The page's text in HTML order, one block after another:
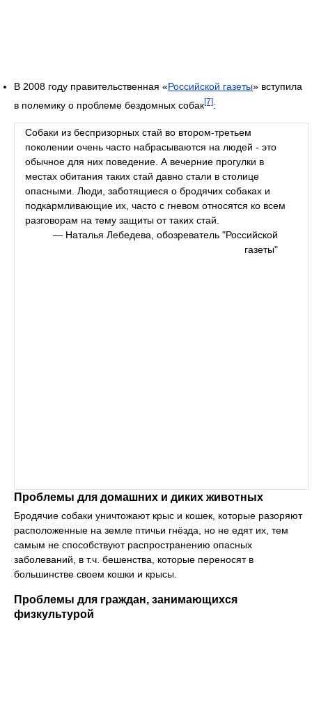
В 2008 году правительственная «Российской газеты» вступила
в полемику о проблеме бездомных собак[7]:
Собаки из беспризорных стай во втором-третьем
поколении очень часто набрасываются на людей - это
обычное для них поведение. А вечерние прогулки в
местах обитания таких стай давно стали в столице
опасными. Люди, заботящиеся о бродячих собаках и
подкармливающие их, часто с гневом относятся ко всем
разговорам на тему защиты от таких стай.
— Наталья Лебедева, обозреватель "Российской
газеты"
Проблемы для домашних и диких животных
Бродячие собаки уничтожают крыс и кошек, которые разоряют
расположенные на земле птичьи гнёзда, но не едят их, тем
самым не способствуют распространению опасных
заболеваний, в т.ч. бешенства, которые переносят в
большинстве своем кошки и крысы.
Проблемы для граждан, занимающихся
физкультурой